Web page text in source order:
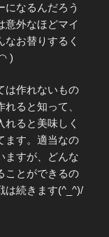
になるんだろう
意外なほどマイ
お替りするく
)
は作れないもの
ると知って、
ると美味しく
ます。適当なの
ますが、どんな
ことができるの
は続きます(^_^)/